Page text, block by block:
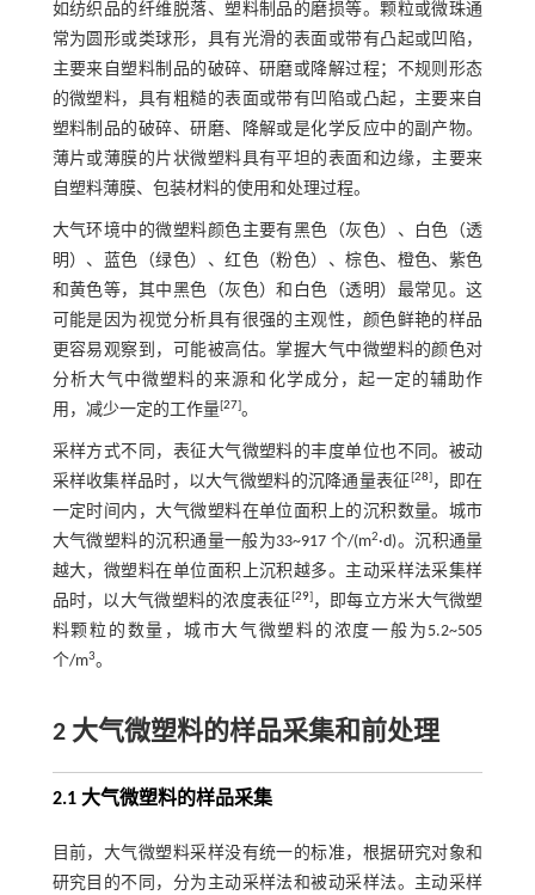
如纺织品的纤维脱落、塑料制品的磨损等。颗粒或微珠通
常为圆形或类球形，具有光滑的表面或带有凸起或凹陷，
主要来自塑料制品的破碎、研磨或降解过程；不规则形态
的微塑料，具有粗糙的表面或带有凹陷或凸起，主要来自
塑料制品的破碎、研磨、降解或是化学反应中的副产物。
薄片或薄膜的片状微塑料具有平坦的表面和边缘，主要来
自塑料薄膜、包装材料的使用和处理过程。
大气环境中的微塑料颜色主要有黑色（灰色）、白色（透
明）、蓝色（绿色）、红色（粉色）、棕色、橙色、紫色
和黄色等，其中黑色（灰色）和白色（透明）最常见。这
可能是因为视觉分析具有很强的主观性，颜色鲜艳的样品
更容易观察到，可能被高估。掌握大气中微塑料的颜色对
分析大气中微塑料的来源和化学成分，起一定的辅助作
用，减少一定的工作量[27]。
采样方式不同，表征大气微塑料的丰度单位也不同。被动
采样收集样品时，以大气微塑料的沉降通量表征[28]，即在
一定时间内，大气微塑料在单位面积上的沉积数量。城市
大气微塑料的沉积通量一般为33~917 个/(m2·d)。沉积通量
越大，微塑料在单位面积上沉积越多。主动采样法采集样
品时，以大气微塑料的浓度表征[29]，即每立方米大气微塑
料颗粒的数量，城市大气微塑料的浓度一般为5.2~505
个/m3。
2 大气微塑料的样品采集和前处理
2.1 大气微塑料的样品采集
目前，大气微塑料采样没有统一的标准，根据研究对象和
研究目的不同，分为主动采样法和被动采样法。主动采样